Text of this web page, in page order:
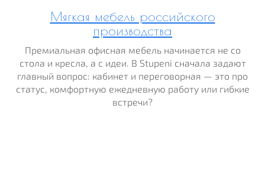
Мягкая мебель российского
производства
Премиальная офисная мебель начинается не со
стола и кресла, а с идеи. В Stupeni сначала задают
главный вопрос: кабинет и переговорная — это про
статус, комфортную ежедневную работу или гибкие
встречи?